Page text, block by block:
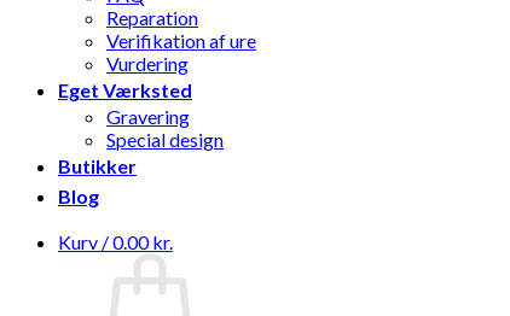
Reparation
Verifikation af ure
Vurdering
Eget Værksted
Gravering
Special design
Butikker
Blog
Kurv /0.00kr.